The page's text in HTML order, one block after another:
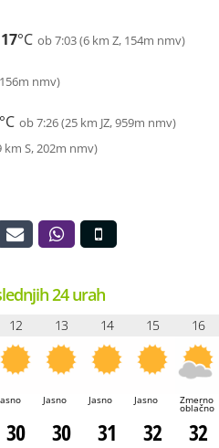
17°C ob 7:03 (6 km Z, 154m nmv)
nmv)
°C ob 7:26 (25 km JZ, 959m nmv)
km S, 202m nmv)
24 urah
12 13 14 15 16
Jasno Jasno Jasno Zmerno
oblačno
30 30 31 32 32